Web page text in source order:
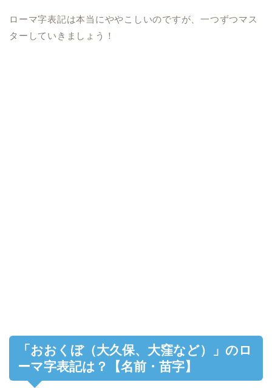
ローマ字表記は本当にややこしいのですが、一つずつマス
ターしていきましょう！
「おおくぼ（大久保、大窪など）」のロ
ーマ字表記は？【名前・苗字】